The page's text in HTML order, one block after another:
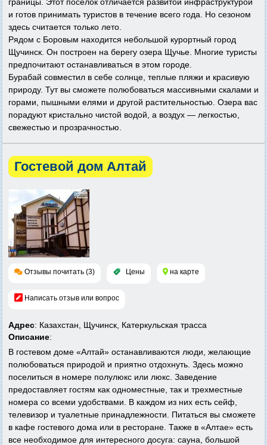
границы. Этот поселок отличается развитой инфраструктурой
и готов принимать туристов в течение всего года. Но сезоном
здесь считается только лето.
Рядом с Боровым находится небольшой курортный город
Щучинск. Он построен на берегу озера Щучье. Многие туристы
предпочитают останавливаться в этом городе.
Бурабай совместил в себе солнце, теплые пляжи и красивую
природу. Тут вы сможете полюбоваться массивными скалами и
горами, пышными елями и другой растительностью. Озера вас
порадуют кристально чистой водой, а воздух — легкостью,
свежестью и прозрачностью.
Гостевой дом Алтай
Отзывы почитать (3) Цены на карте
Написать отзыв или вопрос
Адрес: Казахстан, Щучинск, Катеркульская трасса
Описание:
В гостевом доме «Алтай» останавливаются люди, желающие
полюбоваться природой и приятно отдохнуть. Здесь можно
поселиться в номере полулюкс или люкс. Заведение
предоставляет гостям как одноместные, так и трехместные
номера со всеми удобствами. В каждом из них есть сейф,
телевизор и туалетные принадлежности. Питаться вы сможете
в кафе гостевого дома или в ресторане. Также в «Алтае» есть
все необходимое для интересного досуга: сауна, большой